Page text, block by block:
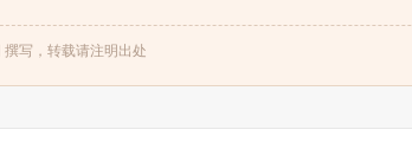
撰写，转载请注明出处